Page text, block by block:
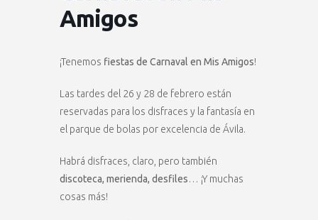
Amigos
¡Tenemos fiestas de Carnaval en Mis Amigos!
Las tardes del 26 y 28 de febrero están
reservadas para los disfraces y la fantasía en
el parque de bolas por excelencia de Ávila.
Habrá disfraces, claro, pero también
discoteca, merienda, desfiles… ¡Y muchas
cosas más!